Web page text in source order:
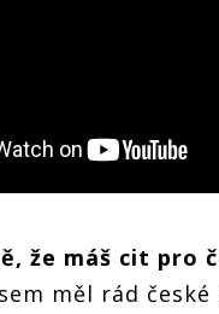
že máš cit pro
měl rád